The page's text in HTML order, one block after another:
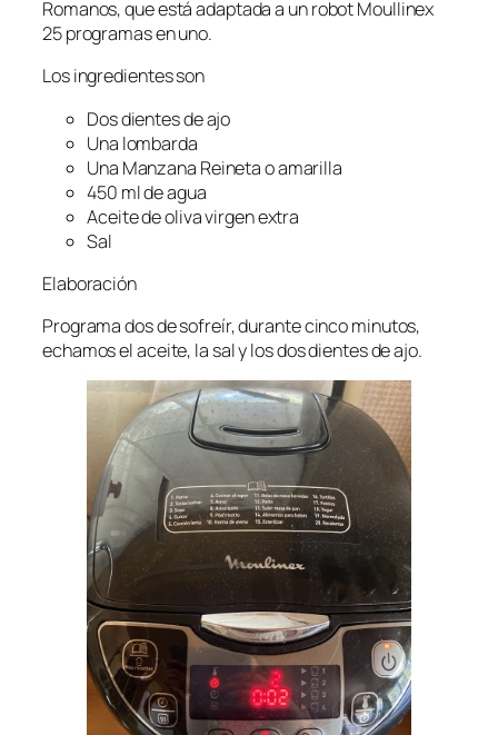
Romanos, que está adaptada a un robot Moullinex
25 programas en uno.
Los ingredientes son
Dos dientes de ajo
Una lombarda
Una Manzana Reineta o amarilla
450 ml de agua
Aceite de oliva virgen extra
Sal
Elaboración
Programa dos de sofreír, durante cinco minutos,
echamos el aceite, la sal y los dos dientes de ajo.